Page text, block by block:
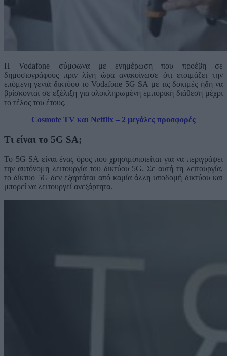
H Vodafone σύμφωνα με ενημέρωση που προέβη σε
δημοσιογράφους πριν λίγη ώρα ανακοίνωσε ότι ετοιμάζει την
επόμενη γενιά δικτύου το Vodafone 5G SA με τις δοκιμές ήδη να
βρίσκονται σε εξέλιξη για ολοκληρωμένη εμπορική διάθεση μέχρι
το τέλος του έτους.
Cosmote TV και Netflix – 2 μεγάλες προσφορές
Τι είναι το 5G SA;
Το 5G SA είναι ένας όρος που χρησιμοποιείται για να περιγράψει
την αυτόνομη λειτουργία του δικτύου 5G. Σε αυτή τη λειτουργία,
το δίκτυο 5G δεν εξαρτάται από καμία άλλη υποδομή δικτύου και
μπορεί να λειτουργεί ανεξάρτητα.